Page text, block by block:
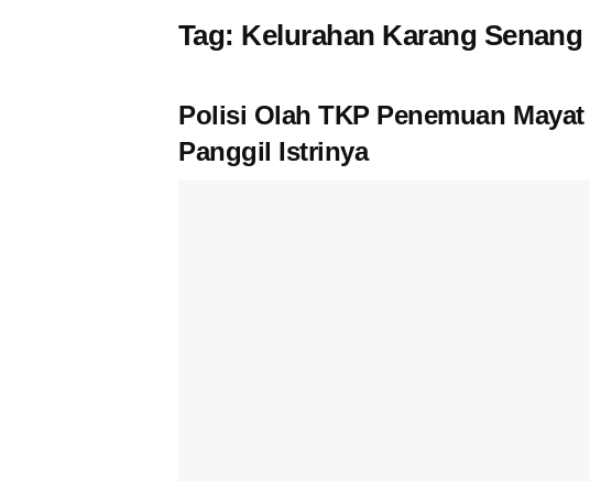
Tag: Kelurahan Karang Senang
Polisi Olah TKP Penemuan
Panggil Istrinya